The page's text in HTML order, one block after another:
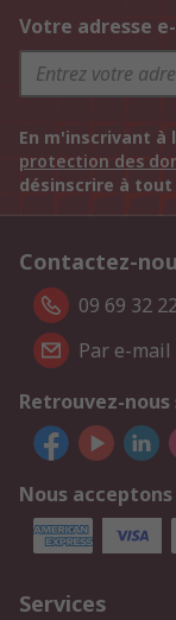
Votre adresse
En m'inscrivant à
protection des
désinscrire à
Contactez-
09 69 32
Par e-
Retrouvez-nous
Nous acceptons
Services